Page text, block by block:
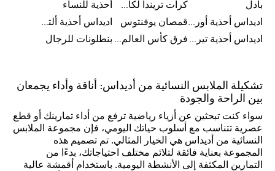
بادل
كرات تريندا لكأس العالم FIFA 26™
أحذية للنساء
اديداس أحذية أورجينال للرجالقمصان يوفنتوس
اديداس أحذية ألترا بوست للرجال
اديداس أحذية تيريكس
فرق كأس العالم FIFA 26™ بنطلونات للرجال
تشكيلة الملابس النسائية من أديداس: أناقة وأداء يجمعان
بين الراحة والجودة
سواء كنت تبحثين عن أزياء رياضية ترفع من أداء تمارينك أو قطع
عصرية تتناسب مع أسلوب حياتك اليومي، فإن مجموعة الملابس
النسائية من أديداس هي الخيار المثالي. تم تصميم هذه
المجموعة بعناية فائقة لتلائم مختلف احتياجاتك، بدءًا من
التمارين المكثفة إلى الأنشطة اليومية. باستخدام أقمشة عالية